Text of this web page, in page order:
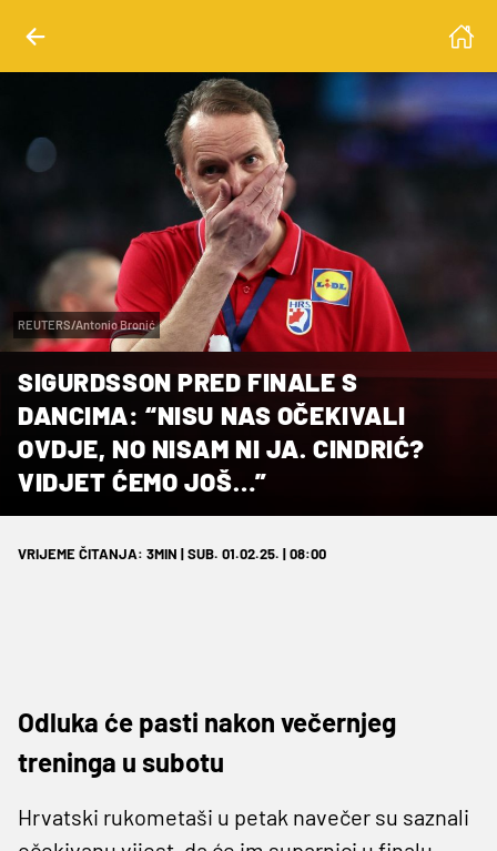
REUTERS/Antonio Bronić
SIGURDSSON PRED FINALE S
DANCIMA: “NISU NAS OČEKIVALI
OVDJE, NO NISAM NI JA. CINDRIĆ?
VIDJET ĆEMO JOŠ…”
VRIJEME ČITANJA: 3MIN | SUB. 01.02.25. | 08:00
Odluka će pasti nakon večernjeg
treninga u subotu
Hrvatski rukometaši u petak navečer su saznali